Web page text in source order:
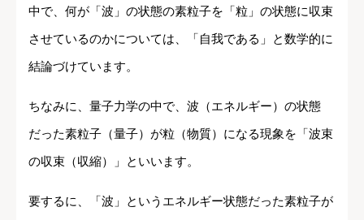
中で、何が「波」の状態の素粒子を「粒」の状態に収束
させているのかについては、「自我である」と数学的に
結論づけています。
ちなみに、量子力学の中で、波（エネルギー）の状態
だった素粒子（量子）が粒（物質）になる現象を「波束
の収束（収縮）」といいます。
要するに、「波」というエネルギー状態だった素粒子が